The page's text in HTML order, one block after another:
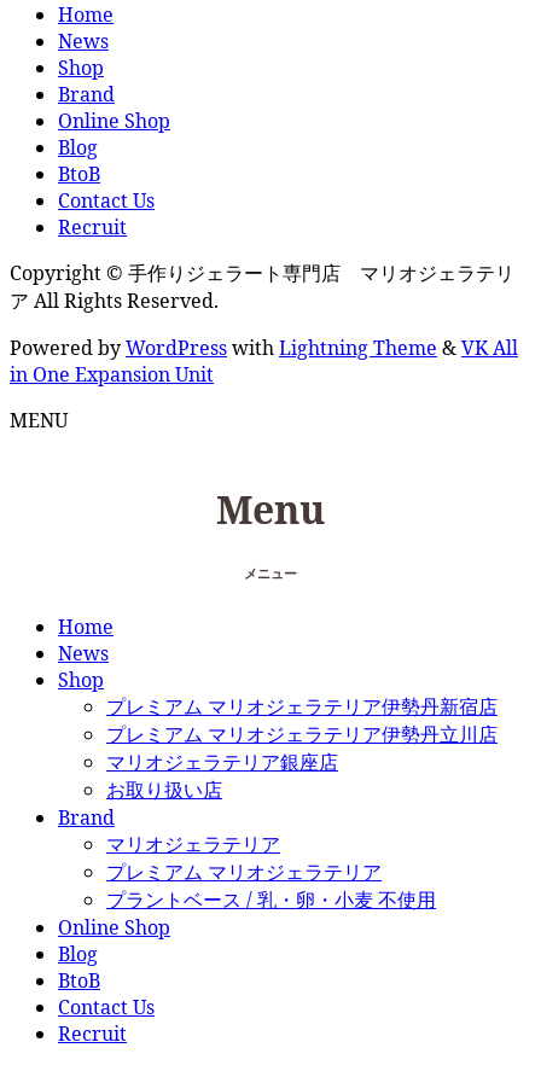
Home
News
Shop
Brand
Online Shop
Blog
BtoB
Contact Us
Recruit
Copyright © 手作りジェラート専門店 マリオジェラテリ
ア All Rights Reserved.
Powered byWordPresswithLightning Theme &VK All
in One Expansion Unit
MENU
Menu
メニュー
Home
News
Shop
プレミアム マリオジェラテリア伊勢丹新宿店
プレミアム マリオジェラテリア伊勢丹立川店
マリオジェラテリア銀座店
お取り扱い店
Brand
マリオジェラテリア
プレミアム マリオジェラテリア
プラントベース / 乳・卵・小麦 不使用
Online Shop
Blog
BtoB
Contact Us
Recruit